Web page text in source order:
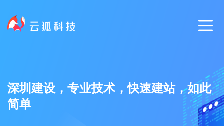
深圳建设，专业技术，快速建站，如此
简单